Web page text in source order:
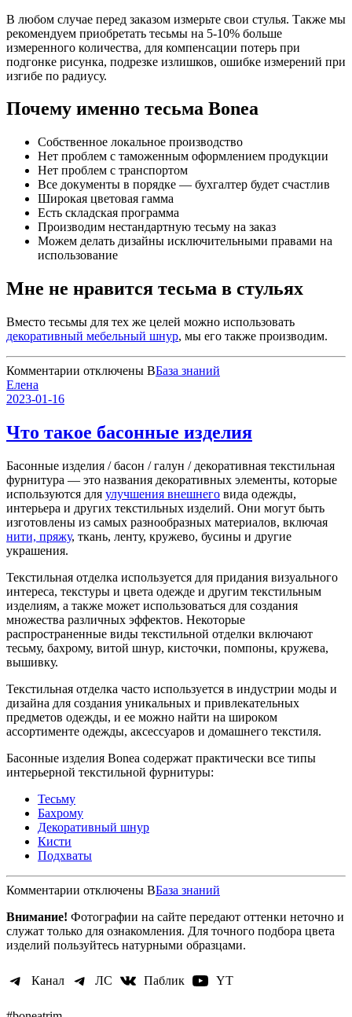
В любом случае перед заказом измерьте свои стулья. Также мы
рекомендуем приобретать тесьмы на 5-10% больше
измеренного количества, для компенсации потерь при
подгонке рисунка, подрезке излишков, ошибке измерений при
изгибе по радиусу.
Почему именно тесьма Bonea
Собственное локальное производство
Нет проблем с таможенным оформлением продукции
Нет проблем с транспортом
Все документы в порядке — бухгалтер будет счастлив
Широкая цветовая гамма
Есть складская программа
Производим нестандартную тесьму на заказ
Можем делать дизайны исключительными правами на
использование
Мне не нравится тесьма в стульях
Вместо тесьмы для тех же целей можно использовать
декоративный мебельный шнур, мы его также производим.
Комментарии к
перетяжки
стульев
отключены ВБаза знаний
Елена
2023-01-16
Что такое басонные изделия
Басонные изделия / басон / галун / декоративная текстильная
фурнитура — это названия декоративных элементы, которые
используются для улучшения внешнего вида одежды,
интерьера и других текстильных изделий. Они могут быть
изготовлены из самых разнообразных материалов, включая
нити, пряжу, ткань, ленту, кружево, бусины и другие
украшения.
Текстильная отделка используется для придания визуального
интереса, текстуры и цвета одежде и другим текстильным
изделиям, а также может использоваться для создания
множества различных эффектов. Некоторые
распространенные виды текстильной отделки включают
тесьму, бахрому, витой шнур, кисточки, помпоны, кружева,
вышивку.
Текстильная отделка часто используется в индустрии моды и
дизайна для создания уникальных и привлекательных
предметов одежды, и ее можно найти на широком
ассортименте одежды, аксессуаров и домашнего текстиля.
Басонные изделия Bonea содержат практически все типы
интерьерной текстильной фурнитуры:
Тесьму
Бахрому
Декоративный шнур
Кисти
Подхваты
Комментарии к
Что
такое
басонные
отключены ВБаза знаний
Внимание! Фотографии на сайте передают оттенки неточно и
служат только для ознакомления. Для точного подбора цвета
изделий пользуйтесь натурными образцами.
Канал ЛС Паблик YT